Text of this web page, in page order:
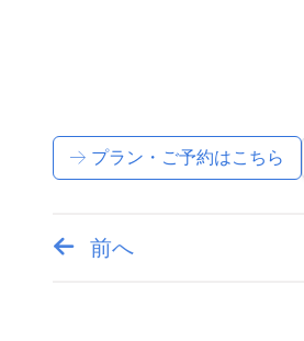
プラン・ご予約はこちら
投
前へ